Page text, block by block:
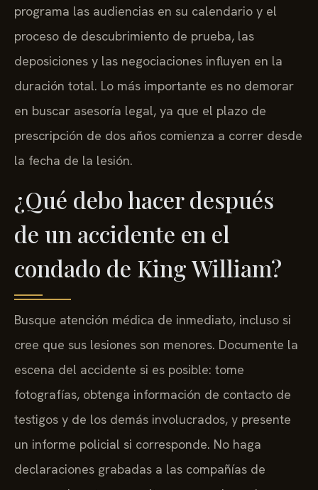
programa las audiencias en su calendario y el
proceso de descubrimiento de prueba, las
deposiciones y las negociaciones influyen en la
duración total. Lo más importante es no demorar
en buscar asesoría legal, ya que el plazo de
prescripción de dos años comienza a correr desde
la fecha de la lesión.
¿Qué debo hacer después
de un accidente en el
condado de King William?
Busque atención médica de inmediato, incluso si
cree que sus lesiones son menores. Documente la
escena del accidente si es posible: tome
fotografías, obtenga información de contacto de
testigos y de los demás involucrados, y presente
un informe policial si corresponde. No haga
declaraciones grabadas a las compañías de